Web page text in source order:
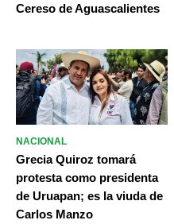
Cereso de Aguascalientes
NACIONAL
Grecia Quiroz tomará
protesta como presidenta
de Uruapan; es la viuda de
Carlos Manzo